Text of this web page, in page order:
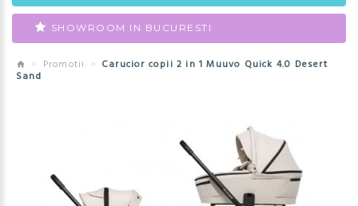
SHOWROOM IN BUCURESTI
Promotii Carucior copii 2 in 1 Muuvo Quick 4.0 Desert
Sand